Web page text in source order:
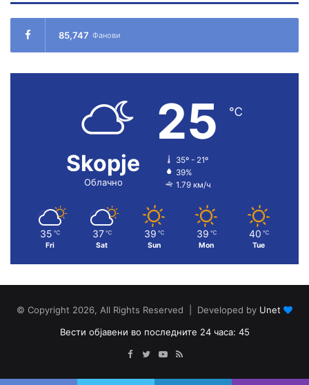
85,747 Фанови
Skopje
Облачно
25 ℃
35º - 21º
39%
1.79 км/ч
35 ℃
Fri
37 ℃
Sat
39 ℃
Sun
39 ℃
Mon
40 ℃
Tue
© Copyright 2026, All Rights Reserved | Developed by Unet
Вести објавени во последните 24 часа: 45
Facebook
TwitterYouTube
RSS